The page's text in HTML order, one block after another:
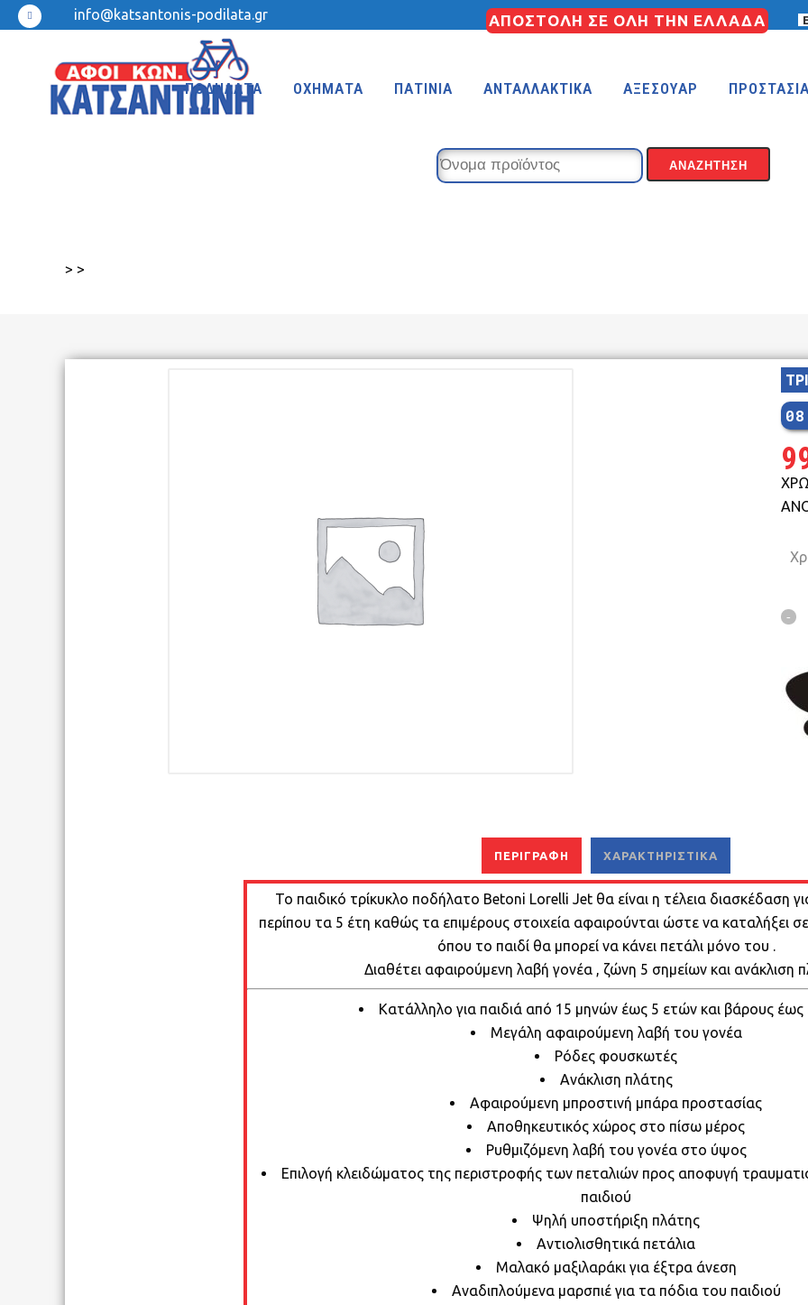
info@katsantonis-podilata.gr ΑΠΟΣΤΟΛΗ ΣΕ ΟΛΗ ΤΗΝ ΕΛΛΑΔΑ
ΠΟΔΗΛΑΤΑ
E-MTB
E-FULL SUSP
ΟΧΗΜΑΤΑ ΠΑΤΙΝΙΑ ΑΝΤΑΛΛΑΚΤΙΚΑ ΑΞΕΣΟΥΑΡ ΠΡΟΣΤΑΣΙΑ
> >
ΠΕΡΙΓΡΑΦΉ ΧΑΡΑΚΤΗΡΙΣΤΙΚΆ
Το παιδικό τρίκυκλο ποδήλατο Betoni Lorelli Jet θα είναι η τέλεια διασκέδαση
περίπου τα 5 έτη καθώς τα επιμέρους στοιχεία αφαιρούνται ώστε να καταλήξει
όπου το παιδί θα μπορεί να κάνει πετάλι μόνο του .
Διαθέτει αφαιρούμενη λαβή γονέα , ζώνη 5 σημείων και ανάκλιση
Κατάλληλο για παιδιά από 15 μηνών έως 5 ετών και βάρους έως
Μεγάλη αφαιρούμενη λαβή του γονέα
Ρόδες φουσκωτές
Ανάκλιση πλάτης
Αφαιρούμενη μπροστινή μπάρα προστασίας
Αποθηκευτικός χώρος στο πίσω μέρος
Ρυθμιζόμενη λαβή του γονέα στο ύψος
Επιλογή κλειδώματος της περιστροφής των πεταλιών προς αποφυγή
παιδιού
Ψηλή υποστήριξη πλάτης
Αντιολισθητικά πετάλια
Μαλακό μαξιλαράκι για έξτρα άνεση
Αναδιπλούμενα μαρσπιέ για τα πόδια του παιδιού